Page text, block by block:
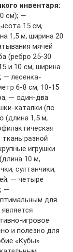
инвентаря:
см); —
15 см,
1,5 м, ширина 20
мячей
(ребро 25-30
и 10 см, ширина
— лесенка-
6-8 см, 10-15
— один-два
каталки (по
(длина 1,5 м,
разной
игрушки
10 м,
султанчики,
— четыре
—
для
игровое
и полезно для
«Кубы».